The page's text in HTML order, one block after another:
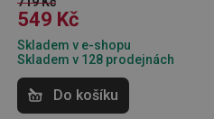
549 Kč
Skladem v e-shopu
Skladem v 128 prodejnách
Do košíku